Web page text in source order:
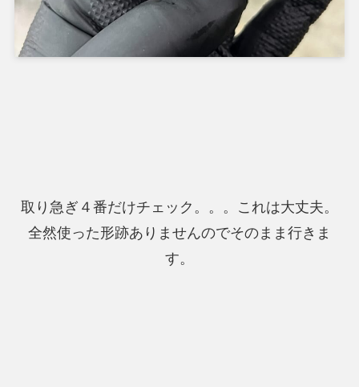
取り急ぎ４番だけチェック。。。これは大丈夫。
全然使った形跡ありませんのでそのまま行きま
す。